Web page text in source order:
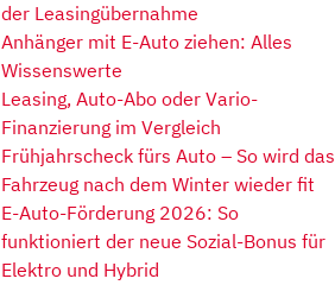
der Leasingübernahme
Anhänger mit E-Auto ziehen: Alles
Wissenswerte
Leasing, Auto-Abo oder Vario-
Finanzierung im Vergleich
Frühjahrscheck fürs Auto – So wird das
Fahrzeug nach dem Winter wieder fit
E-Auto-Förderung 2026: So
funktioniert der neue Sozial-Bonus für
Elektro und Hybrid